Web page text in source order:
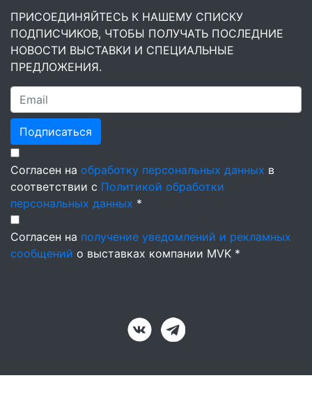
ПРИСОЕДИНЯЙТЕСЬ К НАШЕМУ СПИСКУ
ПОДПИСЧИКОВ, ЧТОБЫ ПОЛУЧАТЬ ПОСЛЕДНИЕ
НОВОСТИ ВЫСТАВКИ И СПЕЦИАЛЬНЫЕ
ПРЕДЛОЖЕНИЯ.
Подписаться
Согласен на обработку персональных данных в
соответствии с Политикой обработки
персональных данных *
Согласен на получение уведомлений и рекламных
сообщений о выставках компании MVK *